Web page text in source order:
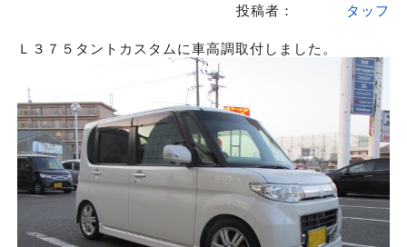
投稿者：
タッフ
Ｌ３７５タントカスタムに車高調取付しました。